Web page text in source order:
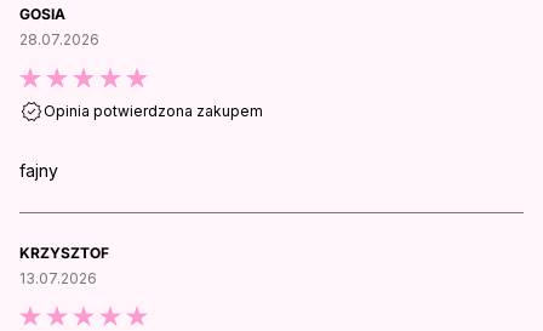
GOSIA
28.07.2026
Opinia potwierdzona zakupem
fajny
KRZYSZTOF
13.07.2026